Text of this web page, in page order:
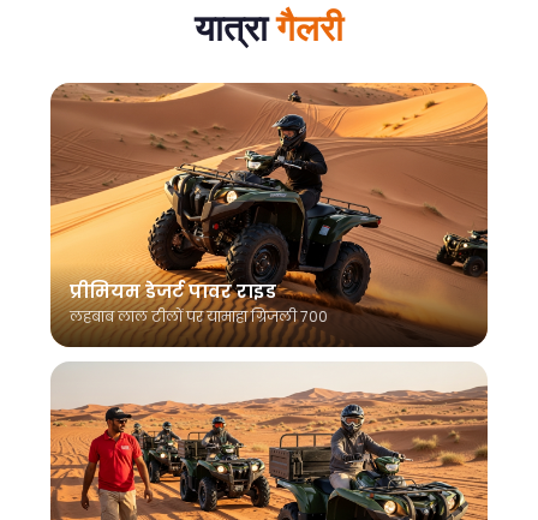
यात्रागैलरी
प्रीमियम डेजर्ट पावर राइड
लहबाब लाल टीलों पर यामाहा ग्रिजली 700